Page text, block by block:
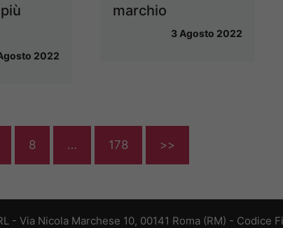
2022
marchio
3 Agosto 2022
8 … 178 >>
- Via Nicola Marchese 10, 00141 Roma (RM) - Codice